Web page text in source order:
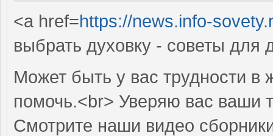
<a href=https://news.info-
выбрать духовку - советы для
Может быть у вас трудности
помочь.<br> Уверяю вас ваши
Смотрите наши видео